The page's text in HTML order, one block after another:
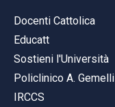
Docenti Cattolica
Educatt
Sostieni l'Università
Policlinico A. Gemelli
IRCCS